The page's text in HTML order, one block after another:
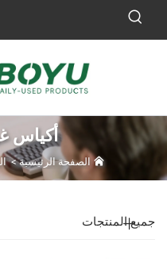
أكياس
الصفحة الرئيسية>
جميع المنتجات